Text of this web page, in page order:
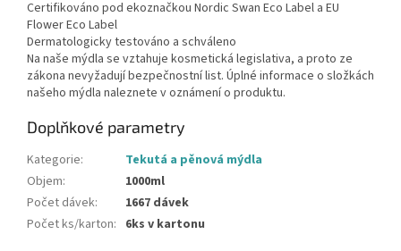
Certifikováno pod ekoznačkou Nordic Swan Eco Label a EU
Flower Eco Label
Dermatologicky testováno a schváleno
Na naše mýdla se vztahuje kosmetická legislativa, a proto ze
zákona nevyžadují bezpečnostní list. Úplné informace o složkách
našeho mýdla naleznete v oznámení o produktu.
Doplňkové parametry
Kategorie:
Tekutá a pěnová mýdla
Objem:
1000ml
Počet dávek:
1667 dávek
Počet ks/karton: 6ks v kartonu